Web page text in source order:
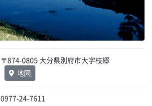
〒874-0805 大分県別府市大字枝郷
地図
0977-24-7611